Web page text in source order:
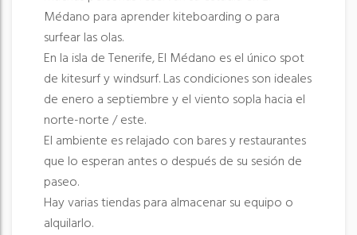
Médano para aprender kiteboarding o para
surfear las olas.
En la isla de Tenerife, El Médano es el único spot
de kitesurf y windsurf. Las condiciones son ideales
de enero a septiembre y el viento sopla hacia el
norte-norte / este.
El ambiente es relajado con bares y restaurantes
que lo esperan antes o después de su sesión de
paseo.
Hay varias tiendas para almacenar su equipo o
alquilarlo.